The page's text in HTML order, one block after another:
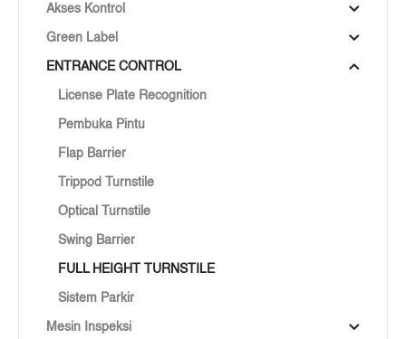
Akses Kontrol
Green Label
ENTRANCE CONTROL
License Plate Recognition
Pembuka Pintu
Flap Barrier
Trippod Turnstile
Optical Turnstile
Swing Barrier
FULL HEIGHT TURNSTILE
Sistem Parkir
Mesin Inspeksi